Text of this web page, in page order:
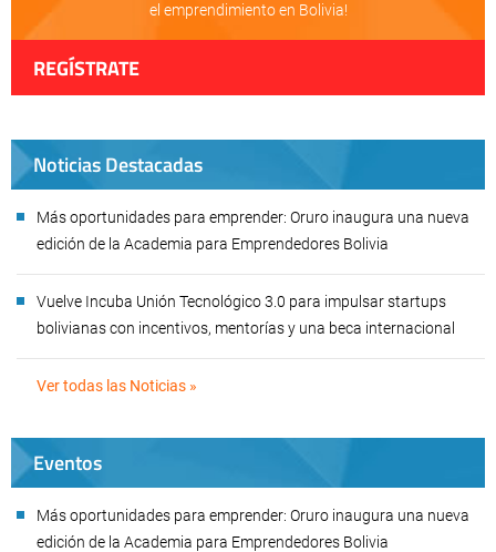
el emprendimiento en Bolivia!
REGÍSTRATE
Noticias Destacadas
Más oportunidades para emprender: Oruro inaugura una nueva
edición de la Academia para Emprendedores Bolivia
Vuelve Incuba Unión Tecnológico 3.0 para impulsar startups
bolivianas con incentivos, mentorías y una beca internacional
Ver todas las Noticias »
Eventos
Más oportunidades para emprender: Oruro inaugura una nueva
edición de la Academia para Emprendedores Bolivia